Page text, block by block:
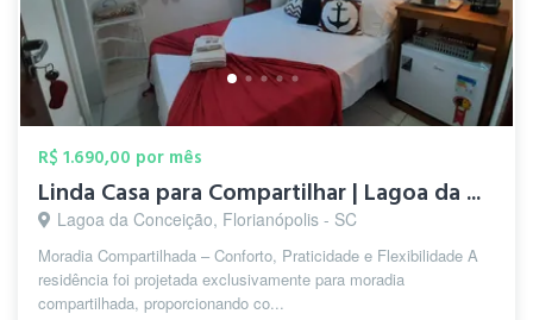
R$ 1.690,00 por mês
Linda Casa para Compartilhar | Lagoa da ...
Lagoa da Conceição, Florianópolis - SC
Moradia Compartilhada – Conforto, Praticidade e Flexibilidade A
residência foi projetada exclusivamente para moradia
compartilhada, proporcionando co...